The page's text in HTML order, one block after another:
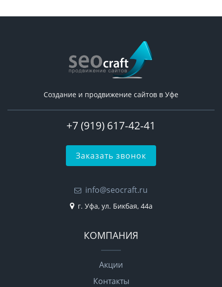
Создание и продвижение сайтов в Уфе
+7 (919) 617-42-41
Заказать звонок
info@seocraft.ru
г. Уфа, ул. Бикбая, 44а
КОМПАНИЯ
Акции
Контакты